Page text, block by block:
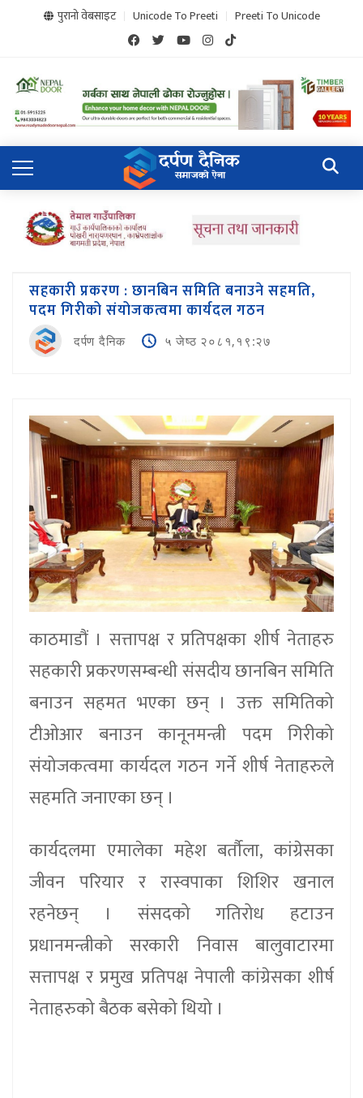
पुरानो वेबसाइट Unicode To Preeti Preeti To Unicode
सहकारी प्रकरण : छानबिन समिति बनाउने सहमति,
पदम गिरीको संयोजकत्वमा कार्यदल गठन
दर्पण दैनिक ५ जेष्ठ २०८१,१९:२७
काठमाडौं । सत्तापक्ष र प्रतिपक्षका शीर्ष नेताहरु
सहकारी प्रकरणसम्बन्धी संसदीय छानबिन समिति
बनाउन सहमत भएका छन् । उक्त समितिको
टीओआर बनाउन कानूनमन्त्री पदम गिरीको
संयोजकत्वमा कार्यदल गठन गर्ने शीर्ष नेताहरुले
सहमति जनाएका छन् ।
कार्यदलमा एमालेका महेश बर्तौला, कांग्रेसका
जीवन परियार र रास्वपाका शिशिर खनाल
रहनेछन् । संसदको गतिरोध हटाउन
प्रधानमन्त्रीको सरकारी निवास बालुवाटारमा
सत्तापक्ष र प्रमुख प्रतिपक्ष नेपाली कांग्रेसका शीर्ष
नेताहरुको बैठक बसेको थियो ।